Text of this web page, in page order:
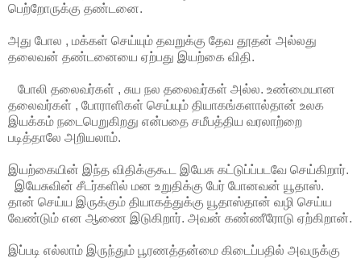
பெற்றோருக்கு தண்டனை.
அது போல , மக்கள் செய்யும் தவறுக்கு தேவ தூதன் அல்லது
தலைவன் தண்டனையை ஏற்பது இயற்கை விதி.
போலி தலைவர்கள் , சுய நல தலைவர்கள் அல்ல. உண்மையான
தலைவர்கள் , போராளிகள் செய்யும் தியாகங்களால்தான் உலக
இயக்கம் நடைபெறுகிறது என்பதை சமீபத்திய வரலாற்றை
படித்தாலே அறியலாம்.
இயற்கையின் இந்த விதிக்குகூட இயேசு கட்டுப்ப்படவே செய்கிறார்.
இயேசுவின் சீடர்களில் மன உறுதிக்கு பேர் போனவன் யூதாஸ்.
தான் செய்ய இருக்கும் தியாகத்துக்கு யூதாஸ்தான் வழி செய்ய
வேண்டும் என ஆணை இடுகிறார். அவன் கண்ணீரோடு ஏற்கிறான்.
இப்படி எல்லாம் இருந்தும் பூரணத்தன்மை கிடைப்பதில் அவருக்கு